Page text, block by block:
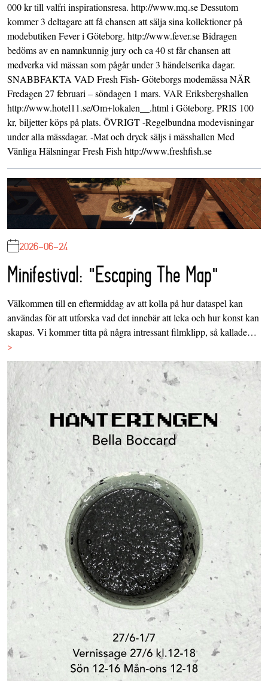
000 kr till valfri inspirationsresa. http://www.mq.se Dessutom
kommer 3 deltagare att få chansen att sälja sina kollektioner på
modebutiken Fever i Göteborg. http://www.fever.se Bidragen
bedöms av en namnkunnig jury och ca 40 st får chansen att
medverka vid mässan som pågår under 3 händelserika dagar.
SNABBFAKTA VAD Fresh Fish- Göteborgs modemässa NÄR
Fredagen 27 februari – söndagen 1 mars. VAR Eriksbergshallen
http://www.hotel11.se/Om+lokalen__.html i Göteborg. PRIS 100
kr, biljetter köps på plats. ÖVRIGT -Regelbundna modevisningar
under alla mässdagar. -Mat och dryck säljs i mässhallen Med
Vänliga Hälsningar Fresh Fish http://www.freshfish.se
2026-06-24
Minifestival: "Escaping The Map"
Välkommen till en eftermiddag av att kolla på hur dataspel kan
användas för att utforska vad det innebär att leka och hur konst kan
skapas. Vi kommer titta på några intressant filmklipp, så kallade…
>